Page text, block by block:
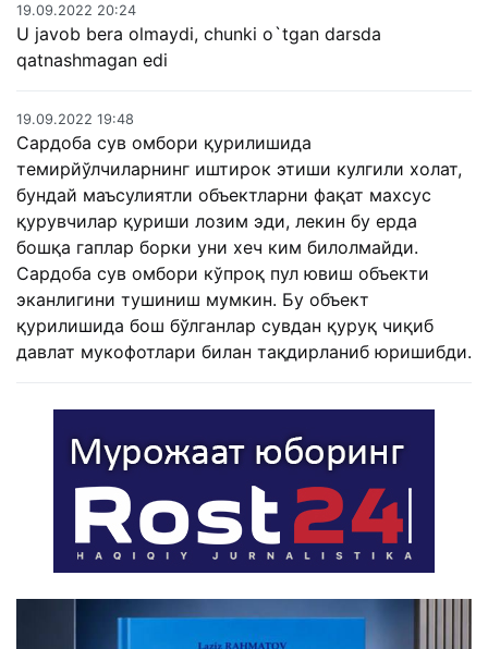
19.09.2022 20:24
U javob bera olmaydi, chunki o`tgan darsda
qatnashmagan edi
19.09.2022 19:48
Сардоба сув омбори қурилишида
темирйўлчиларнинг иштирок этиши кулгили холат,
бундай маъсулиятли объектларни фақат махсус
қурувчилар қуриши лозим эди, лекин бу ерда
бошқа гаплар борки уни хеч ким билолмайди.
Сардоба сув омбори кўпроқ пул ювиш объекти
эканлигини тушиниш мумкин. Бу объект
қурилишида бош бўлганлар сувдан қуруқ чиқиб
давлат мукофотлари билан тақдирланиб юришибди.